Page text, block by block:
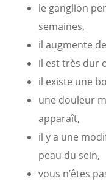
le ganglion
semaines,
il augmente
il est très dur
il existe une
une douleur
apparaît,
il y a une
peau du sein,
vous n’êtes